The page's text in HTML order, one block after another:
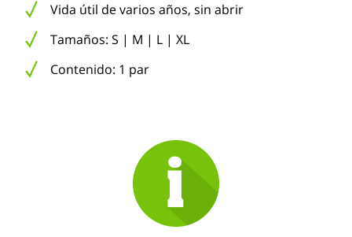
Vida útil de varios años, sin abrir
Tamaños: S | M | L | XL
Contenido: 1 par